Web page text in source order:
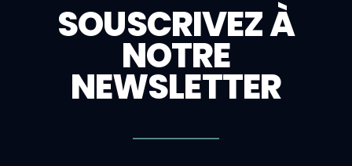
SOUSCRIVEZ À
NOTRE
NEWSLETTER